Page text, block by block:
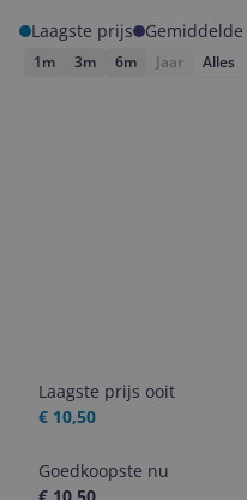
Laagste prijs
1m 3m 6m Jaar Alles
Laagste prijs ooit
€ 10,50
Goedkoopste nu